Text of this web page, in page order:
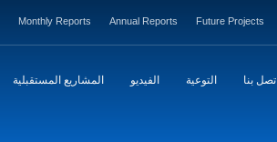
Monthly Reports Annual Reports Future Projects
المشاريع المستقبلية الفيديو التوعية بنا